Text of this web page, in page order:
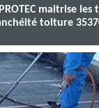
maitrise les
toiture